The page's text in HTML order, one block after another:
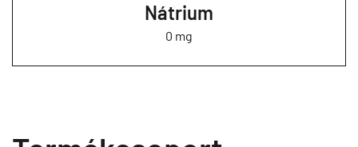
Nátrium
0 mg